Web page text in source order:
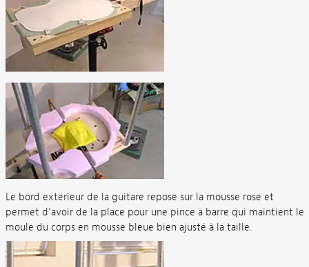
Le bord extérieur de la guitare repose sur la mousse rose et
permet d’avoir de la place pour une pince à barre qui maintient le
moule du corps en mousse bleue bien ajusté à la taille.